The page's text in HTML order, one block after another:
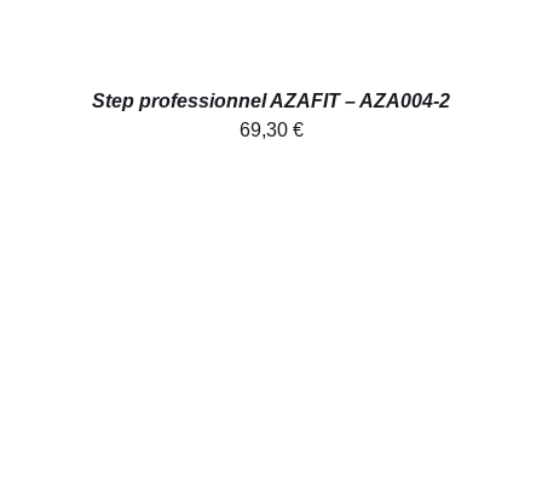
Step professionnel AZAFIT – AZA004-2
69,30 €